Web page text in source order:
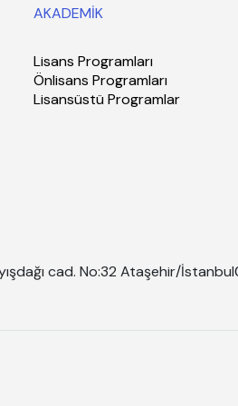
AKADEMİK
Lisans Programları
Önlisans Programları
Lisansüstü Programlar
cad. No:32 Ataşehir/İstanbul